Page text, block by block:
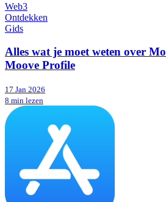
Web3
Ontdekken
Gids
Alles wat je moet weten over
Moove Profile
17 Jan 2026
8 min lezen